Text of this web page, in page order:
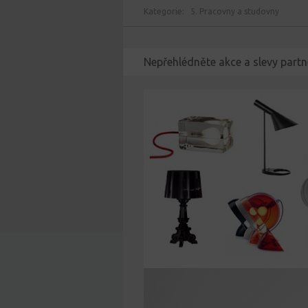
Kategorie: 5. Pracovny a studovny
Nepřehlédněte akce a slevy